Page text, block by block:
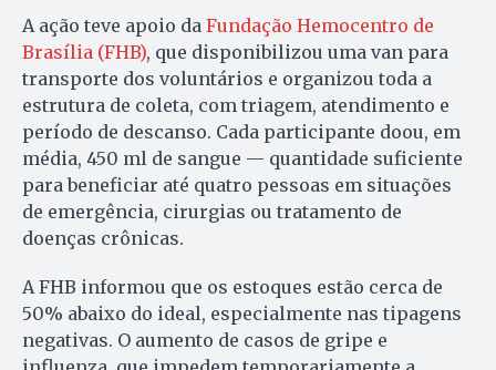
A ação teve apoio da Fundação Hemocentro de
Brasília (FHB), que disponibilizou uma van para
transporte dos voluntários e organizou toda a
estrutura de coleta, com triagem, atendimento e
período de descanso. Cada participante doou, em
média, 450 ml de sangue — quantidade suficiente
para beneficiar até quatro pessoas em situações
de emergência, cirurgias ou tratamento de
doenças crônicas.
A FHB informou que os estoques estão cerca de
50% abaixo do ideal, especialmente nas tipagens
negativas. O aumento de casos de gripe e